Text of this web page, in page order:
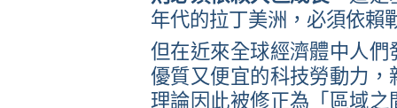
年代的拉丁美洲，必須依賴
但在近來全球經濟體中人
優質又便宜的科技勞動力
理論因此被修正為「區域之